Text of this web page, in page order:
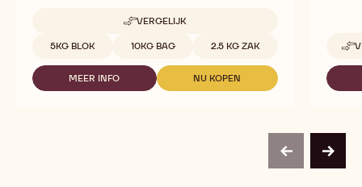
VERGELIJK
-
C811
Beschikbare maten
5KG BLOK 10KG BAG 2.5 KG ZAK
MEER INFO
-
NU KOPEN
-
previousnext